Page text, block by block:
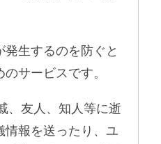
生するのを防ぐと
サービスです。
、友人、知人等に逝
情報を送ったり、ユ